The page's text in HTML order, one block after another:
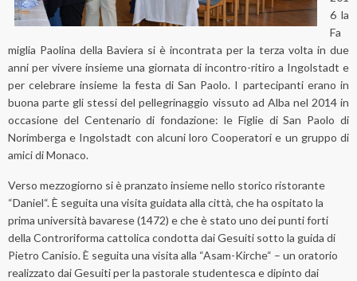
6 la
Fa
miglia Paolina della Baviera si è incontrata per la terza volta in due
anni per vivere insieme una giornata di incontro-ritiro a Ingolstadt e
per celebrare insieme la festa di San Paolo. I partecipanti erano in
buona parte gli stessi del pellegrinaggio vissuto ad Alba nel 2014 in
occasione del Centenario di fondazione: le Figlie di San Paolo di
Norimberga e Ingolstadt con alcuni loro Cooperatori e un gruppo di
amici di Monaco.
Verso mezzogiorno si è pranzato insieme nello storico ristorante
“Daniel“. È seguita una visita guidata alla città, che ha ospitato la
prima università bavarese (1472) e che è stato uno dei punti forti
della Controriforma cattolica condotta dai Gesuiti sotto la guida di
Pietro Canisio. È seguita una visita alla “Asam-Kirche“ – un oratorio
realizzato dai Gesuiti per la pastorale studentesca e dipinto dai